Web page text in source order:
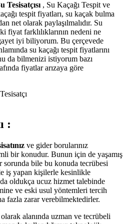
, Su Kaçağı Tespit ve
tespit fiyatları, su kaçak bulma
net olarak paylaşılmalıdır. Su
fiyat farklılıklarının nedeni ne
iyi biliyorum. Bu çerçevede
su kaçağı tespit fiyatlarını
da bilmenizi istiyorum bazı
fiyatlar arızaya göre
:
ve gider borularınız
bir konudur. Bunun için de yaşamış
bile bu konuda tecrübesi
iş yapan kişilerle kesinlikle
oldukça ucuz hizmet talebinde
ve eski usul yöntemleri tercih
fazla zarar verebilmektedirler.
olarak alanında uzman ve tecrübeli